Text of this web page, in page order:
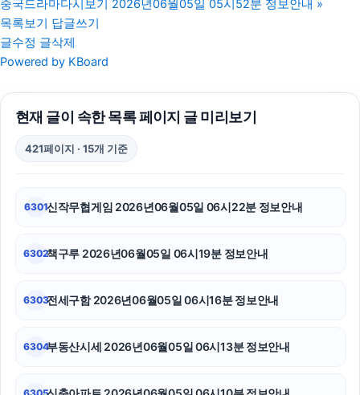
안산피부과
병원마케팅
동탄임플란트
강남치과
중국드라마다시보기 2026년06월05일 05시52분 정보안내 »
목록보기 답글쓰기
글수정 글삭제
Powered by KBoard
현재 글이 속한 목록 페이지 글 미리보기
421페이지 · 15개 기준
6301신작무협게임 2026년06월05일 06시22분 정보안내
6302책구루 2026년06월05일 06시19분 정보안내
6303전세구함 2026년06월05일 06시16분 정보안내
6304부동산시세 2026년06월05일 06시13분 정보안내